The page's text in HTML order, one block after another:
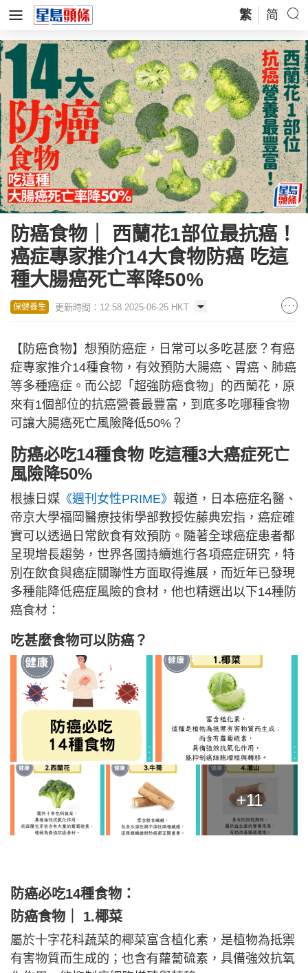
繁 简
防癌食物｜ 西蘭花1部位最抗癌！
癌症專家推介14大食物防癌 吃這
種大腸癌死亡率降50%
保健養生 更新時間：12:58 2025-06-25 HKT
【防癌食物】想預防癌症，日常可以多吃甚麼？有癌
症專家推介14種食物，有效預防大腸癌、胃癌、肺癌
等多種癌症。而公認「超強防癌食物」的西蘭花，原
來有1個部位的抗癌營養最豐富，到底多吃哪種食物
可讓大腸癌死亡風險降低50%？
防癌必吃14種食物 吃這種3大癌症死亡
風險降50%
根據日媒 《週刊女性PRIME》 報道，日本癌症名醫、
帝京大學福岡醫療技術學部教授佐藤典宏指，癌症確
實可以透過日常飲食有效預防。隨著全球癌症患者都
呈現增長趨勢，世界各國持續進行各項癌症研究，特
別在飲食與癌症關聯性方面取得進展，而近年已發現
多種能降低癌症風險的食材，他也精選出以下14種防
癌食材：
吃甚麼食物可以防癌？
+11
防癌必吃14種食物：
防癌食物｜ 1.椰菜
屬於十字花科蔬菜的椰菜富含植化素，是植物為抵禦
有害物質而生成的；也含有蘿蔔硫素，具備強效抗氧